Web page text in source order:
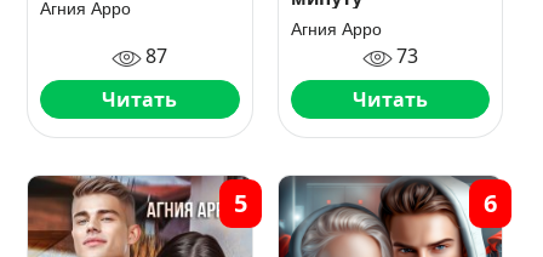
Агния Арро
87
Читать
Агния Арро
73
Читать
5 6